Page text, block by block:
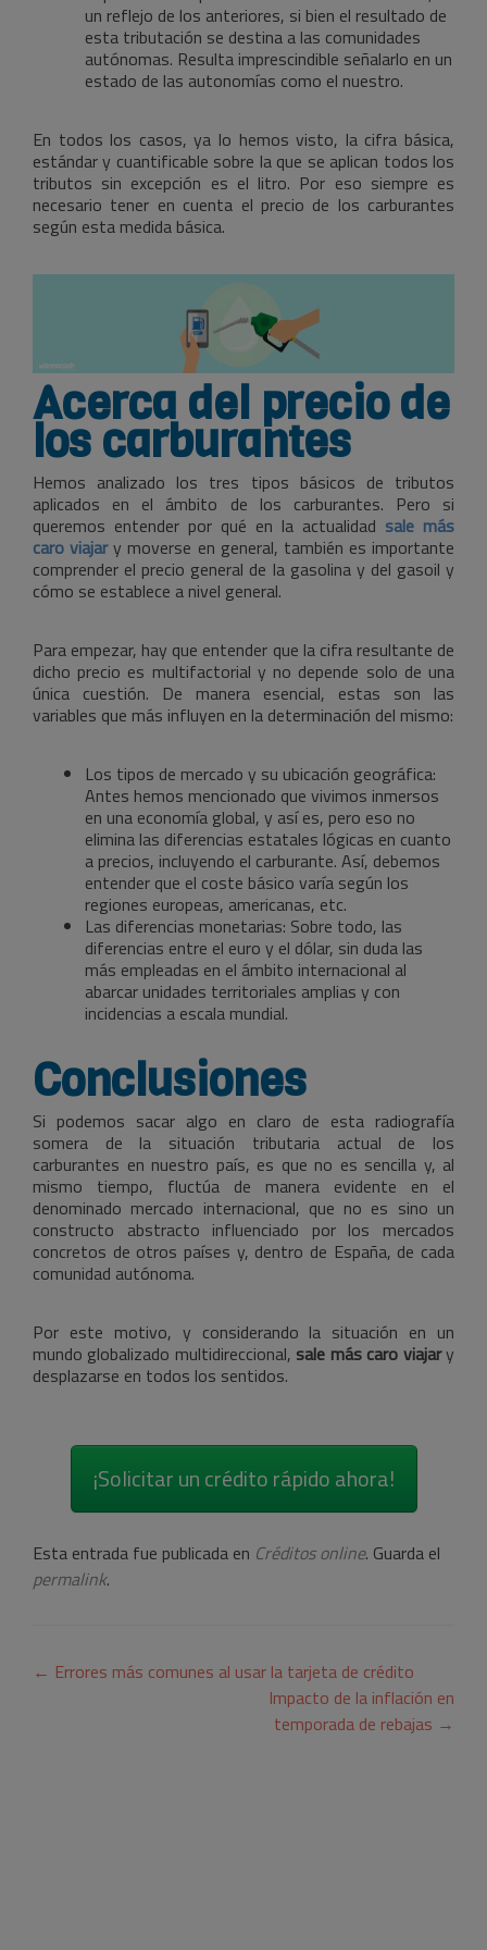
un reflejo de los anteriores, si bien el resultado de
esta tributación se destina a las comunidades
autónomas. Resulta imprescindible señalarlo en un
estado de las autonomías como el nuestro.
En todos los casos, ya lo hemos visto, la cifra básica,
estándar y cuantificable sobre la que se aplican todos los
tributos sin excepción es el litro. Por eso siempre es
necesario tener en cuenta el precio de los carburantes
según esta medida básica.
Acerca del precio de
los carburantes
Hemos analizado los tres tipos básicos de tributos
aplicados en el ámbito de los carburantes. Pero si
queremos entender por qué en la actualidad sale más
caro viajary moverse en general, también es importante
comprender el precio general de la gasolina y del gasoil y
cómo se establece a nivel general.
Para empezar, hay que entender que la cifra resultante de
dicho precio es multifactorial y no depende solo de una
única cuestión. De manera esencial, estas son las
variables que más influyen en la determinación del mismo:
Los tipos de mercado y su ubicación geográfica:
Antes hemos mencionado que vivimos inmersos
en una economía global, y así es, pero eso no
elimina las diferencias estatales lógicas en cuanto
a precios, incluyendo el carburante. Así, debemos
entender que el coste básico varía según los
regiones europeas, americanas, etc.
Las diferencias monetarias: Sobre todo, las
diferencias entre el euro y el dólar, sin duda las
más empleadas en el ámbito internacional al
abarcar unidades territoriales amplias y con
incidencias a escala mundial.
Conclusiones
Si podemos sacar algo en claro de esta radiografía
somera de la situación tributaria actual de los
carburantes en nuestro país, es que no es sencilla y, al
mismo tiempo, fluctúa de manera evidente en el
denominado mercado internacional, que no es sino un
constructo abstracto influenciado por los mercados
concretos de otros países y, dentro de España, de cada
comunidad autónoma.
Por este motivo, y considerando la situación en un
mundo globalizado multidireccional, sale más caro viajary
desplazarse en todos los sentidos.
¡Solicitar un crédito rápido ahora!
Esta entrada fue publicada en Créditos online. Guarda el
permalink.
Navegación
← Errores más comunes al usar la tarjeta de crédito
Impacto de la inflación en
temporada de rebajas →